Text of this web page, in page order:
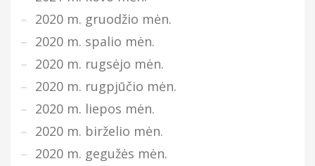
2020 m. gruodžio mėn.
2020 m. spalio mėn.
2020 m. rugsėjo mėn.
2020 m. rugpjūčio mėn.
2020 m. liepos mėn.
2020 m. birželio mėn.
2020 m. gegužės mėn.